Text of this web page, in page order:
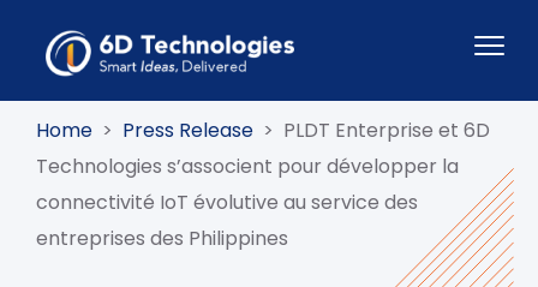
Home > Press Release > PLDT Enterprise et 6D
Technologies s’associent pour développer la
connectivité IoT évolutive au service des
entreprises des Philippines